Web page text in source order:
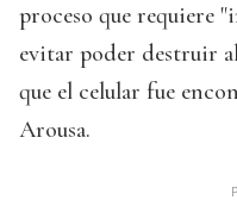
proceso que requiere
evitar poder destruir
que el celular fue
Arousa.